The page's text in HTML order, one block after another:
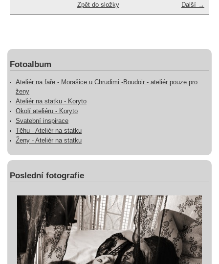
Další →
Zpět do složky
Fotoalbum
Ateliér na faře - Morašice u Chrudimi -Boudoir - ateliér pouze pro
ženy
Ateliér na statku - Koryto
Okolí ateliéru - Koryto
Svatební inspirace
Těhu - Ateliér na statku
Ženy - Ateliér na statku
Poslední fotografie